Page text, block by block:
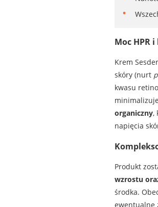
Moc HPR
Krem
skóry (nurt
kwasu
organiczny,
napięcia
Produkt
wzrostu
środka.
ewentualne